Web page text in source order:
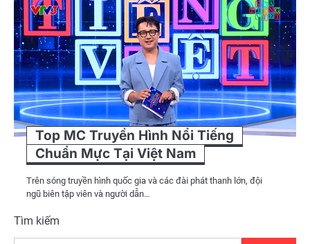
Top MC Truyền Hình Nổi Tiếng
Chuẩn Mực Tại Việt Nam
Trên sóng truyền hình quốc gia và các đài phát thanh lớn, đội
ngũ biên tập viên và người dẫn…
Tìm kiếm